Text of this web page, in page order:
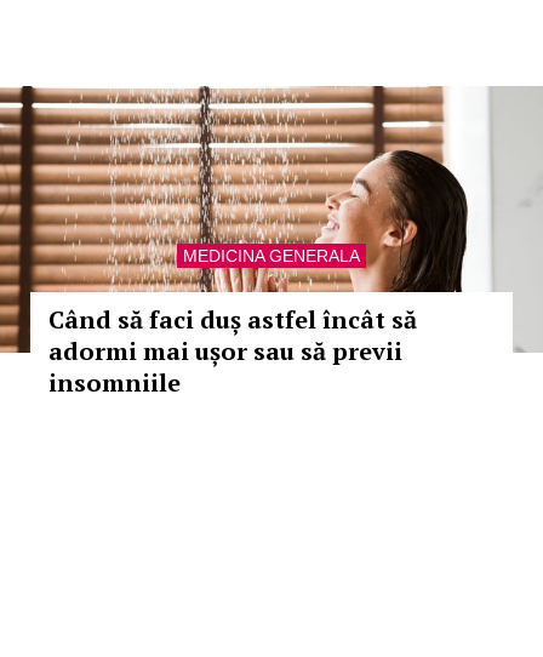
MEDICINA GENERALA
Când să faci duș astfel încât să
adormi mai ușor sau să previi
insomniile